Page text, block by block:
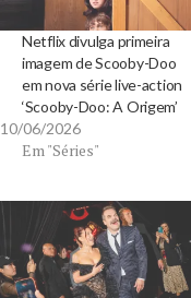
Netflix divulga primeira
imagem de Scooby-Doo
em nova série live-action
‘Scooby-Doo: A Origem’
10/06/2026
Em "Séries"